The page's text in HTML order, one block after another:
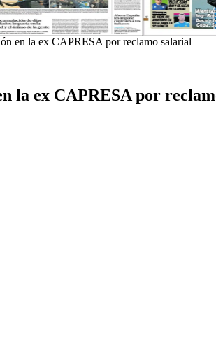
en la ex CAPRESA por reclamo salarial
la ex CAPRESA por